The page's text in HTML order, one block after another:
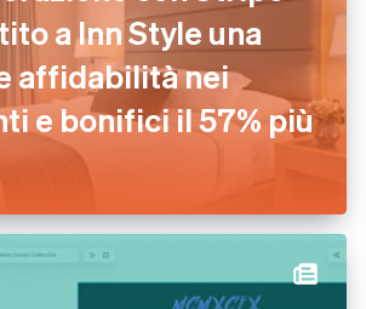
a Inn Style una
affidabilità nei
e bonifici il 57% più